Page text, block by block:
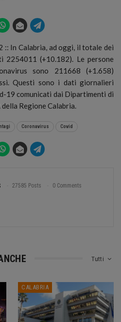
In Calabria, ad oggi, il totale dei
2254011 (+10.182). Le persone
sono 211668 (+1.658)
Questi sono i dati giornalieri
19 comunicati dai Dipartimenti di
della Regione Calabria.
Coronavirus Covid
27585 Posts 0 Comments
Tutti
CALABRIA